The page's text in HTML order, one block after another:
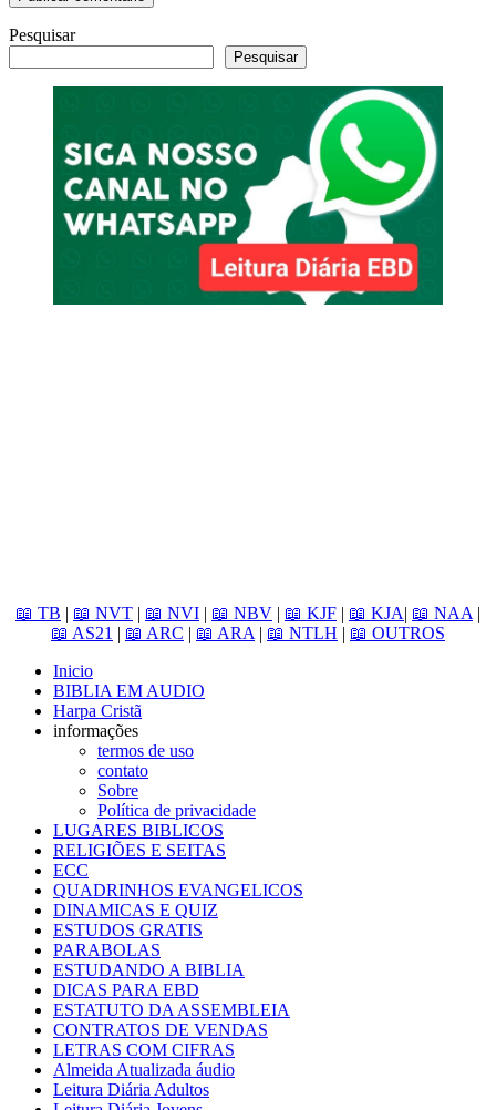
Pesquisar
Pesquisar
📖 TB | 📖 NVT | 📖 NVI | 📖 NBV | 📖 KJF | 📖 KJA| 📖 NAA |
📖 AS21 | 📖 ARC | 📖 ARA | 📖 NTLH | 📖 OUTROS
Inicio
BIBLIA EM AUDIO
Harpa Cristã
informações
termos de uso
contato
Sobre
Política de privacidade
LUGARES BIBLICOS
RELIGIÕES E SEITAS
ECC
QUADRINHOS EVANGELICOS
DINAMICAS E QUIZ
ESTUDOS GRATIS
PARABOLAS
ESTUDANDO A BIBLIA
DICAS PARA EBD
ESTATUTO DA ASSEMBLEIA
CONTRATOS DE VENDAS
LETRAS COM CIFRAS
Almeida Atualizada áudio
Leitura Diária Adultos